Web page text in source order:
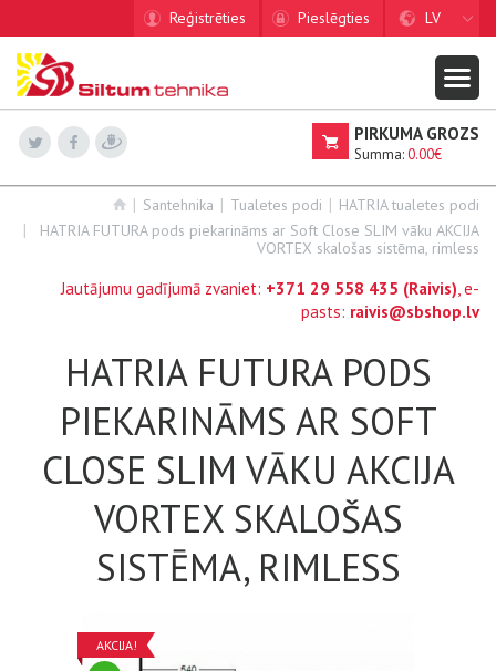
Reģistrēties Pieslēgties LV
PIRKUMA GROZS
Summa:0.00€
Santehnika Tualetes podi
HATRIA tualetes podi
HATRIA FUTURA pods piekarināms ar Soft Close SLIM vāku AKCIJA
VORTEX skalošas sistēma, rimless
Jautājumu gadījumā zvaniet: +371 29 558 435 (Raivis), e-
pasts: raivis@sbshop.lv
HATRIA FUTURA PODS
PIEKARINĀMS AR SOFT
CLOSE SLIM VĀKU AKCIJA
VORTEX SKALOŠAS
SISTĒMA, RIMLESS
AKCIJA!